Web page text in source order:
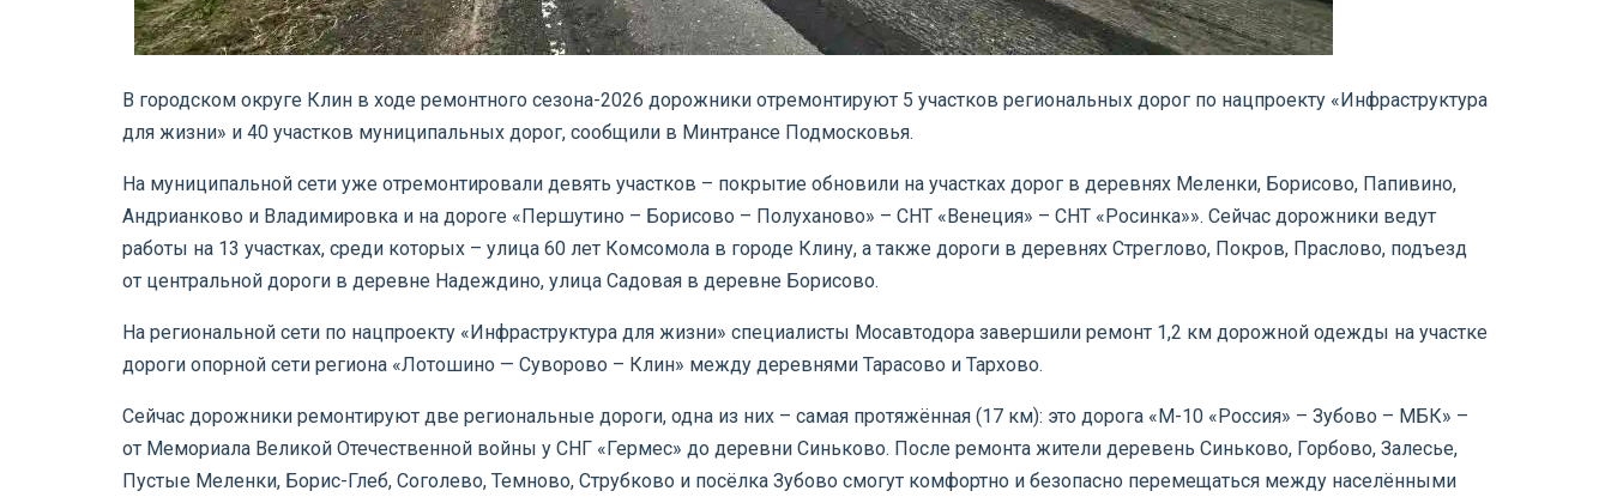
В городском округе Клин в ходе ремонтного сезона-2026 дорожники отремонтируют 5 участков региональных дорог по нацпроекту «Инфраструктура
для жизни» и 40 участков муниципальных дорог, сообщили в Минтрансе Подмосковья.
На муниципальной сети уже отремонтировали девять участков – покрытие обновили на участках дорог в деревнях Меленки, Борисово, Папивино,
Андрианково и Владимировка и на дороге «Першутино – Борисово – Полуханово» – СНТ «Венеция» – СНТ «Росинка»». Сейчас дорожники ведут
работы на 13 участках, среди которых – улица 60 лет Комсомола в городе Клину, а также дороги в деревнях Стреглово, Покров, Праслово, подъезд
от центральной дороги в деревне Надеждино, улица Садовая в деревне Борисово.
На региональной сети по нацпроекту «Инфраструктура для жизни» специалисты Мосавтодора завершили ремонт 1,2 км дорожной одежды на участке
дороги опорной сети региона «Лотошино — Суворово – Клин» между деревнями Тарасово и Тархово.
Сейчас дорожники ремонтируют две региональные дороги, одна из них – самая протяжённая (17 км): это дорога «М-10 «Россия» – Зубово – МБК» –
от Мемориала Великой Отечественной войны у СНГ «Гермес» до деревни Синьково. После ремонта жители деревень Синьково, Горбово, Залесье,
Пустые Меленки, Борис-Глеб, Соголево, Темново, Струбково и посёлка Зубово смогут комфортно и безопасно перемещаться между населёнными